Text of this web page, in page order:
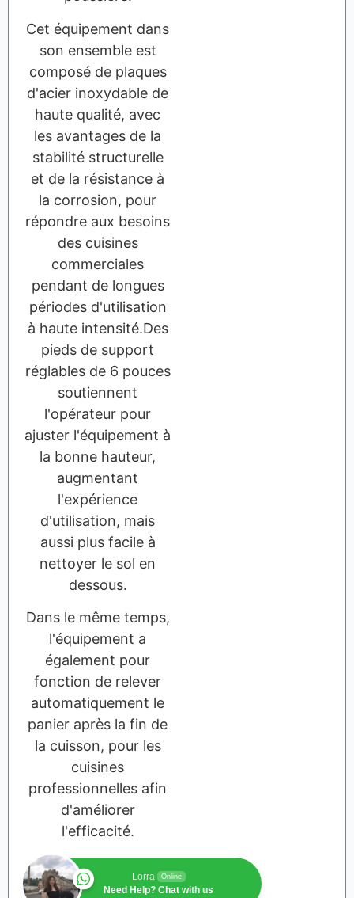
Cet équipement dans
son ensemble est
composé de plaques
d'acier inoxydable de
haute qualité, avec
les avantages de la
stabilité structurelle
et de la résistance à
la corrosion, pour
répondre aux besoins
des cuisines
commerciales
pendant de longues
périodes d'utilisation
à haute intensité.Des
pieds de support
réglables de 6 pouces
soutiennent
l'opérateur pour
ajuster l'équipement à
la bonne hauteur,
augmentant
l'expérience
d'utilisation, mais
aussi plus facile à
nettoyer le sol en
dessous.
Dans le même temps,
l'équipement a
également pour
fonction de relever
automatiquement le
panier après la fin de
la cuisson, pour les
cuisines
professionnelles afin
d'améliorer
l'efficacité.
Lorra Online
Need Help? Chat with us